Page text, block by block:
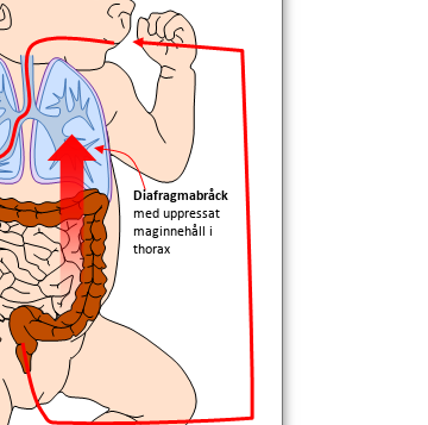
Diafragmabråck
med uppressat
maginnehåll i
thorax